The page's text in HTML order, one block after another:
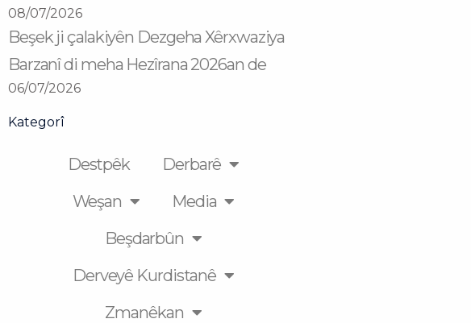
08/07/2026
Beşek ji çalakiyên Dezgeha Xêrxwaziya
Barzanî di meha Hezîrana 2026an de
06/07/2026
Kategorî
Destpêk
Derbarê
Weşan
Media
Beşdarbûn
Derveyê Kurdistanê
Zmanêkan